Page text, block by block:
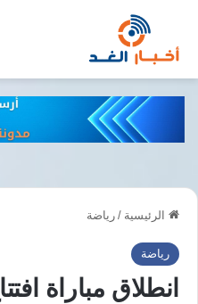
الرئيسية / رياضة
رياضة
انطلاق مباراة